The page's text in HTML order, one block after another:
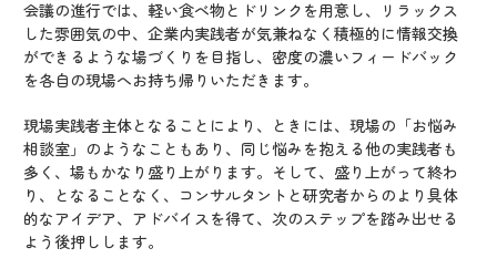
会議の進行では、軽い食べ物とドリンクを用意し、リラックス
した雰囲気の中、企業内実践者が気兼ねなく積極的に情報交換
ができるような場づくりを目指し、密度の濃いフィードバック
を各自の現場へお持ち帰りいただきます。
現場実践者主体となることにより、ときには、現場の「お悩み
相談室」のようなこともあり、同じ悩みを抱える他の実践者も
多く、場もかなり盛り上がります。そして、盛り上がって終わ
り、となることなく、コンサルタントと研究者からのより具体
的なアイデア、アドバイスを得て、次のステップを踏み出せる
よう後押しします。